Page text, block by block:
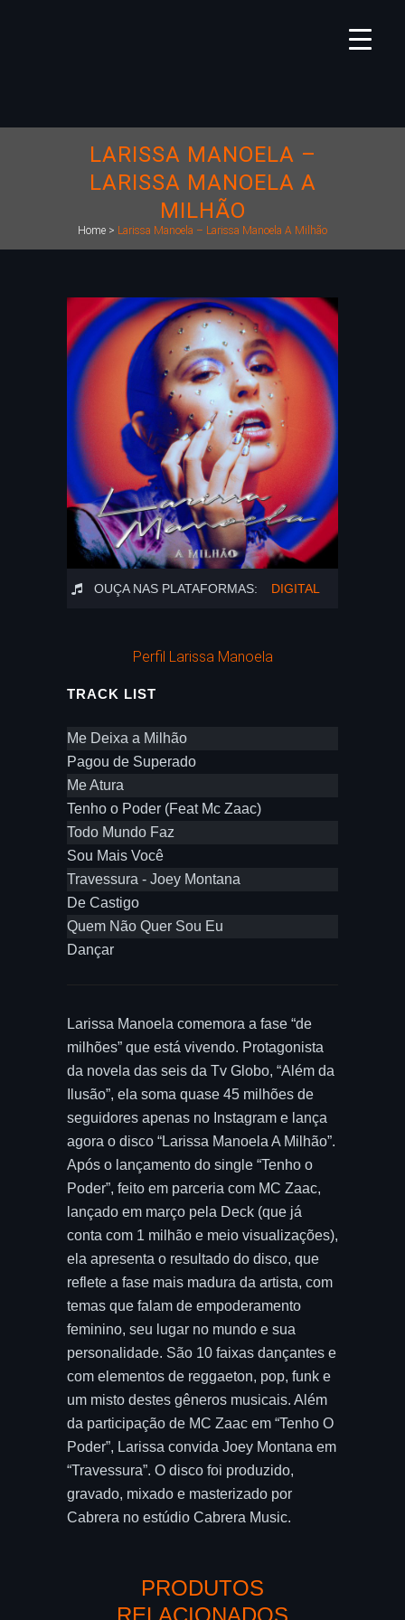
LARISSA MANOELA –
LARISSA MANOELA A
MILHÃO
Home > Larissa Manoela – Larissa Manoela A Milhão
OUÇA NAS PLATAFORMAS: DIGITAL
Perfil Larissa Manoela
TRACK LIST
Me Deixa a Milhão
Pagou de Superado
Me Atura
Tenho o Poder (Feat Mc Zaac)
Todo Mundo Faz
Sou Mais Você
Travessura - Joey Montana
De Castigo
Quem Não Quer Sou Eu
Dançar
Larissa Manoela comemora a fase “de
milhões” que está vivendo. Protagonista
da novela das seis da Tv Globo, “Além da
Ilusão”, ela soma quase 45 milhões de
seguidores apenas no Instagram e lança
agora o disco “Larissa Manoela A Milhão”.
Após o lançamento do single “Tenho o
Poder”, feito em parceria com MC Zaac,
lançado em março pela Deck (que já
conta com 1 milhão e meio visualizações),
ela apresenta o resultado do disco, que
reflete a fase mais madura da artista, com
temas que falam de empoderamento
feminino, seu lugar no mundo e sua
personalidade. São 10 faixas dançantes e
com elementos de reggaeton, pop, funk e
um misto destes gêneros musicais. Além
da participação de MC Zaac em “Tenho O
Poder”, Larissa convida Joey Montana em
“Travessura”. O disco foi produzido,
gravado, mixado e masterizado por
Cabrera no estúdio Cabrera Music.
PRODUTOS
RELACIONADOS